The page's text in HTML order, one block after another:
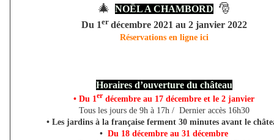
🎄 NOËL A CHAMBORD 🎅
Du 1er décembre 2021 au 2 janvier 2022
Réservations en ligne ici
Horaires d’ouverture du château
• Du 1er décembre au 17 décembre et le 2 janvier
Tous les jours de 9h à 17h / Dernier accès 16h30
• Les jardins à la française ferment 30 minutes avant le
• Du 18 décembre au 31 décembre